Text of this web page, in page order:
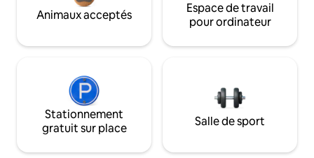
Animaux acceptés
Espace de travail
pour ordinateur
Stationnement
gratuit sur place
Salle de sport